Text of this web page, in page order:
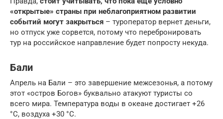
«открытые» страны при неблагоприятном развитии
событий могут закрыться – туроператор вернет деньги,
но отпуск уже сорвется, потому что перебронировать
тур на российское направление будет попросту некуда.
Бали
Апрель на Бали – это завершение межсезонья, а потому
этот «остров Богов» буквально атакуют туристы со
всего мира. Температура воды в океане достигает +26
°C, воздуха +30 °C.